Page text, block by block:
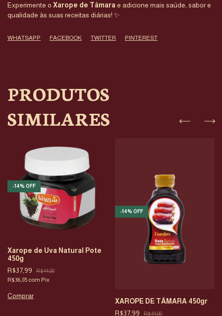
Experimente o Xarope de Tâmara e adicione mais saúde, sabor e
qualidade às suas receitas diárias! ✨
WHATSAPP FACEBOOK TWITTER PINTEREST
PRODUTOS
SIMILARES
-14% OFF
Xarope de Uva Natural Pote
450g
R$37,99
R$44,00
R$36,85 com Pix
-14% OFF
XAROPE DE TÂMARA 450gr
R$37,99
R$44,00